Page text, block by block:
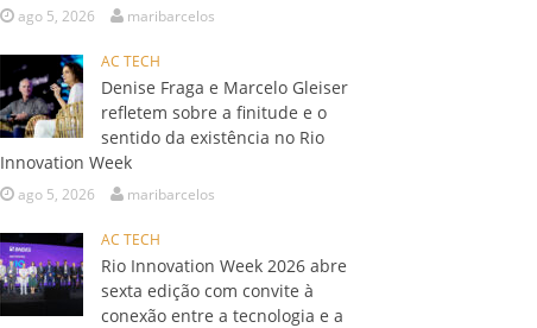
ago 5, 2026 maribarcelos
AC TECH
Denise Fraga e Marcelo Gleiser
refletem sobre a finitude e o
sentido da existência no Rio
Innovation Week
ago 5, 2026 maribarcelos
AC TECH
Rio Innovation Week 2026 abre
sexta edição com convite à
conexão entre a tecnologia e a